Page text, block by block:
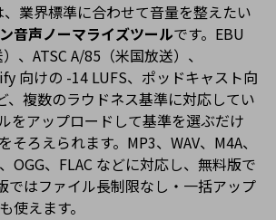
業界標準に合わせて音量を整えたい
音声ノーマライズツールです。EBU
、ATSC A/85（米国放送）、
向けの -14 LUFS、ポッドキャスト向
、複数のラウドネス基準に対応してい
をアップロードして基準を選ぶだけ
そろえられます。MP3、WAV、M4A、
OGG、FLAC などに対応し、無料版で
ではファイル長制限なし・一括アップ
使えます。